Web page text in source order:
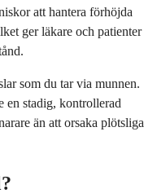
att hantera förhöjda
ger läkare och patienter
som du tar via munnen.
en stadig, kontrollerad
än att orsaka plötsliga